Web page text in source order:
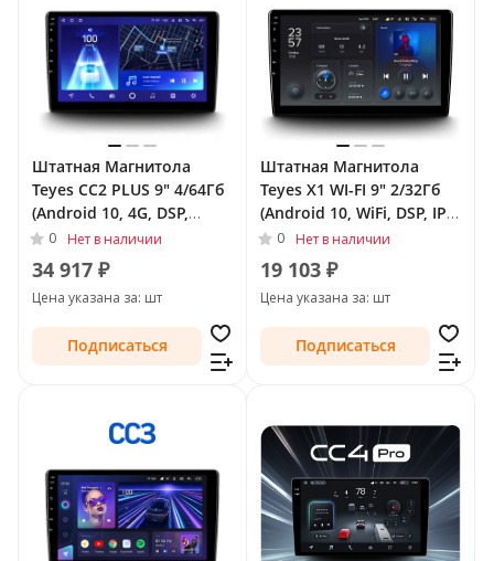
Штатная Магнитола
Teyes CC2 PLUS 9" 4/64Гб
(Android 10, 4G, DSP,
QLed) для Chevrolet
TrailBlazer II Рестайлинг
2016 - 2022
0 Нет в наличии
34 917 ₽
Цена указана за: шт
Подписаться
Штатная Магнитола
Teyes X1 WI-FI 9" 2/32Гб
(Android 10, WiFi, DSP, IPS)
для Chevrolet TrailBlazer
II 2012 - 2016
0 Нет в наличии
19 103 ₽
Цена указана за: шт
Подписаться